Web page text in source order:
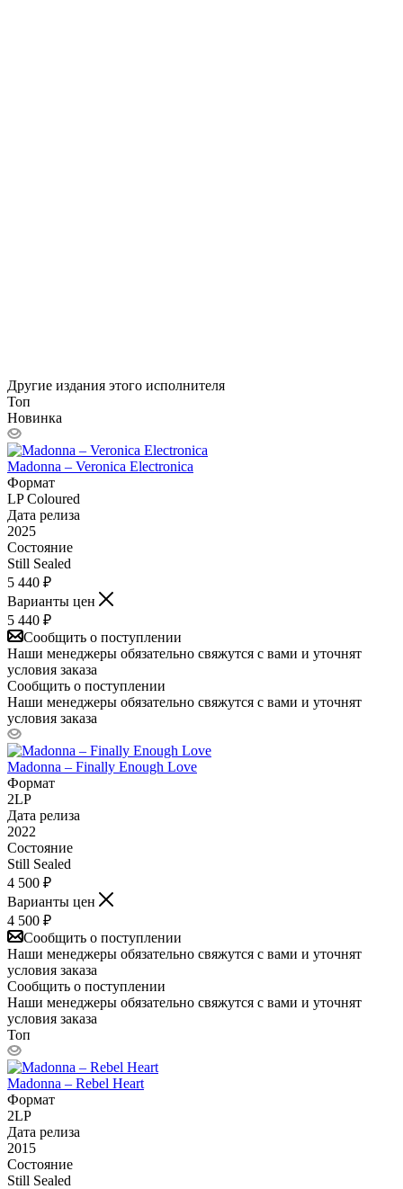
Другие издания этого исполнителя
Топ
Новинка
Madonna – Veronica Electronica
Формат
LP Coloured
Дата релиза
2025
Состояние
Still Sealed
5 440 ₽
Варианты цен
5 440 ₽
Сообщить о поступлении
Наши менеджеры обязательно свяжутся с вами и уточнят
условия заказа
Сообщить о поступлении
Наши менеджеры обязательно свяжутся с вами и уточнят
условия заказа
Madonna – Finally Enough Love
Формат
2LP
Дата релиза
2022
Состояние
Still Sealed
4 500 ₽
Варианты цен
4 500 ₽
Сообщить о поступлении
Наши менеджеры обязательно свяжутся с вами и уточнят
условия заказа
Сообщить о поступлении
Наши менеджеры обязательно свяжутся с вами и уточнят
условия заказа
Топ
Madonna – Rebel Heart
Формат
2LP
Дата релиза
2015
Состояние
Still Sealed